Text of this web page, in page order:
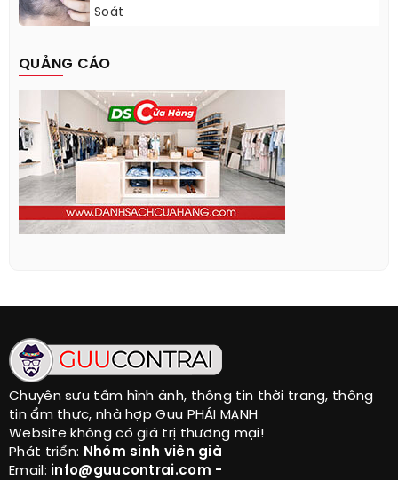
Soát
QUẢNG CÁO
Chuyên sưu tầm hình ảnh, thông tin thời trang, thông
tin ẩm thực, nhà hợp Guu PHÁI MẠNH
Website không có giá trị thương mại!
Phát triển: Nhóm sinh viên già
Email: info@guucontrai.com -